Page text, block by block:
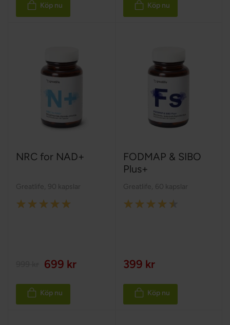
Köp nu Köp nu
NRC for NAD+
Greatlife 90 kapslar
Rating:
699 kr
Köp nu
FODMAP & SIBO
Plus+
Greatlife 60 kapslar
Rating:
399 kr
Köp nu